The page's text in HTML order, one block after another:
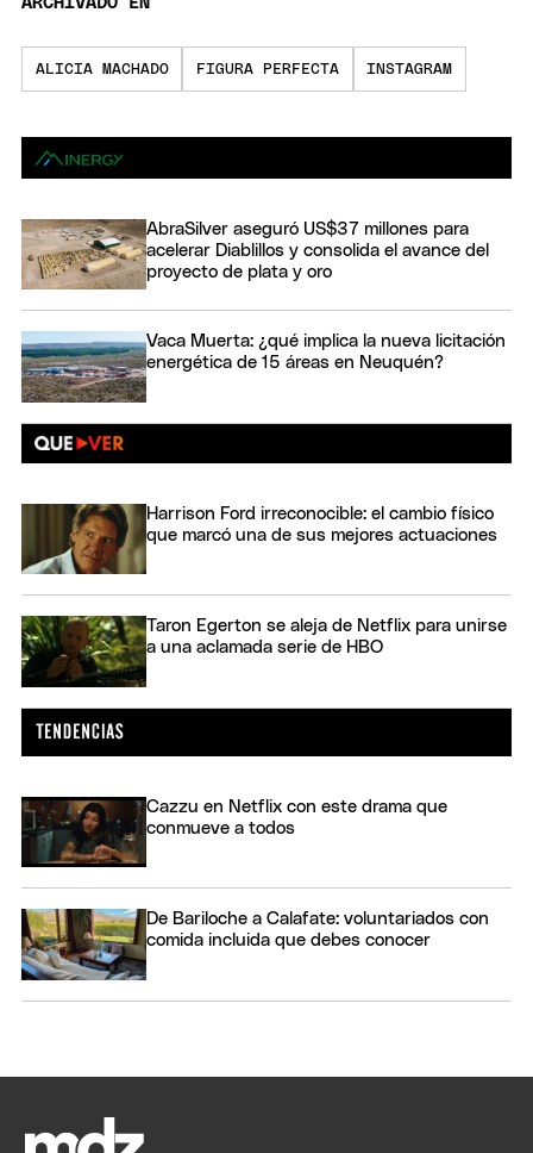
ALICIA MACHADO FIGURA PERFECTA INSTAGRAM
AbraSilver aseguró US$37 millones para
acelerar Diablillos y consolida el avance del
proyecto de plata y oro
Vaca Muerta: ¿qué implica la nueva licitación
energética de 15 áreas en Neuquén?
Harrison Ford irreconocible: el cambio físico
que marcó una de sus mejores actuaciones
Taron Egerton se aleja de Netflix para unirse
a una aclamada serie de HBO
Cazzu en Netflix con este drama que
conmueve a todos
De Bariloche a Calafate: voluntariados con
comida incluida que debes conocer